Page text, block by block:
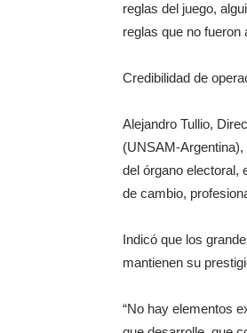
reglas del juego,
reglas que no fueron
Credibilidad de
Alejandro Tullio,
(UNSAM-
del órgano electoral,
de cambio,
Indicó que los
mantienen su
“No hay elementos